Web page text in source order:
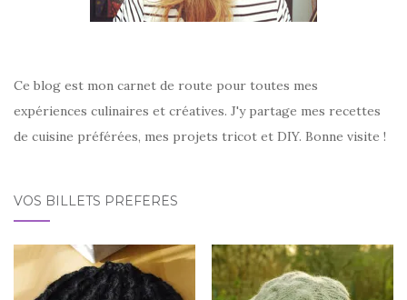
Ce blog est mon carnet de route pour toutes mes
expériences culinaires et créatives. J'y partage mes recettes
de cuisine préférées, mes projets tricot et DIY. Bonne visite !
VOS BILLETS PRÉFÉRÉS